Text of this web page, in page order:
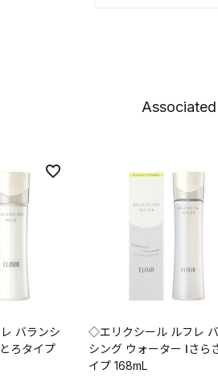
Associated
バランシ
ろタイプ
◇エリクシール ルフレ
シング ウォーター Ⅰさら
イプ 168mL